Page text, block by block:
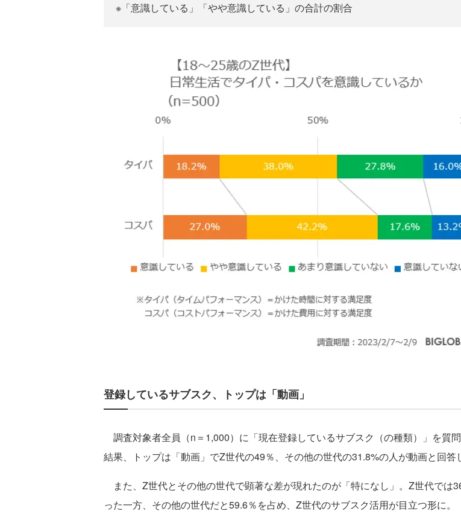
※「意識している」「やや意識している」の合計の割合
登録しているサブスク、トップは「動画」
調査対象者全員（n＝1,000）に「現在登録しているサブスク（の種類）」を質
結果、トップは「動画」でZ世代の49％、その他の世代の31.8%の人が動画と回答
また、Z世代とその他の世代で顕著な差が現れたのが「特になし」。Z世代では
った一方、その他の世代だと59.6％を占め、Z世代のサブスク活用が目立つ形に。